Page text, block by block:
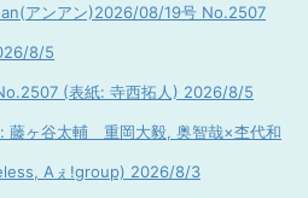
アンアン)2026/08/19号 No.2507
8/5
(表紙: 寺西拓人) 2026/8/5
藤ヶ谷太輔 重岡大毅, 奥智哉×杢代和
Aぇ!group) 2026/8/3